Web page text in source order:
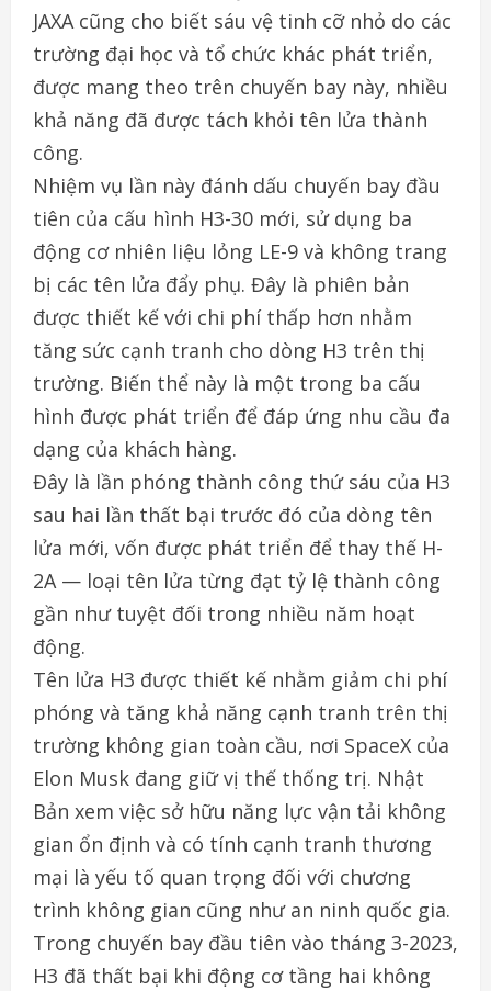
JAXA cũng cho biết sáu vệ tinh cỡ nhỏ do các
trường đại học và tổ chức khác phát triển,
được mang theo trên chuyến bay này, nhiều
khả năng đã được tách khỏi tên lửa thành
công.
Nhiệm vụ lần này đánh dấu chuyến bay đầu
tiên của cấu hình H3-30 mới, sử dụng ba
động cơ nhiên liệu lỏng LE-9 và không trang
bị các tên lửa đẩy phụ. Đây là phiên bản
được thiết kế với chi phí thấp hơn nhằm
tăng sức cạnh tranh cho dòng H3 trên thị
trường. Biến thể này là một trong ba cấu
hình được phát triển để đáp ứng nhu cầu đa
dạng của khách hàng.
Đây là lần phóng thành công thứ sáu của H3
sau hai lần thất bại trước đó của dòng tên
lửa mới, vốn được phát triển để thay thế H-
2A — loại tên lửa từng đạt tỷ lệ thành công
gần như tuyệt đối trong nhiều năm hoạt
động.
Tên lửa H3 được thiết kế nhằm giảm chi phí
phóng và tăng khả năng cạnh tranh trên thị
trường không gian toàn cầu, nơi SpaceX của
Elon Musk đang giữ vị thế thống trị. Nhật
Bản xem việc sở hữu năng lực vận tải không
gian ổn định và có tính cạnh tranh thương
mại là yếu tố quan trọng đối với chương
trình không gian cũng như an ninh quốc gia.
Trong chuyến bay đầu tiên vào tháng 3-2023,
H3 đã thất bại khi động cơ tầng hai không